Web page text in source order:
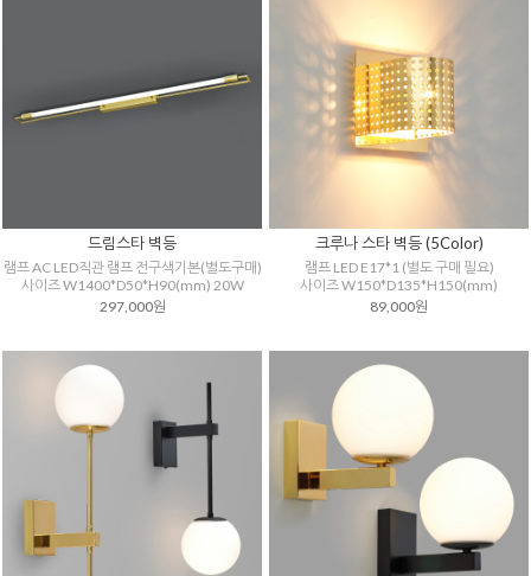
드림스타 벽등
램프 AC LED직관 램프 전구색기본(별도구매)
사이즈 W1400*D50*H90(mm) 20W
297,000원
크루나 스타 벽등 (5Color)
램프 LED E17*1 (별도 구매 필요)
사이즈 W150*D135*H150(mm)
89,000원